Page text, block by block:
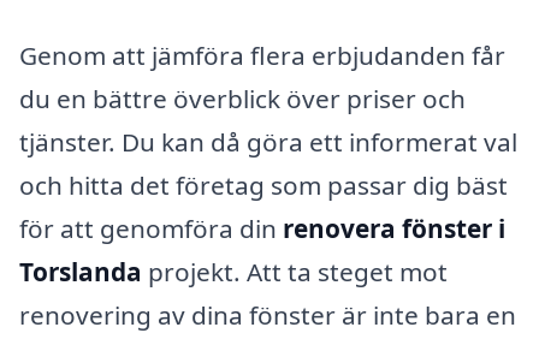
Genom att jämföra flera erbjudanden får
du en bättre överblick över priser och
tjänster. Du kan då göra ett informerat val
och hitta det företag som passar dig bäst
för att genomföra din renovera fönster i
Torslanda projekt. Att ta steget mot
renovering av dina fönster är inte bara en